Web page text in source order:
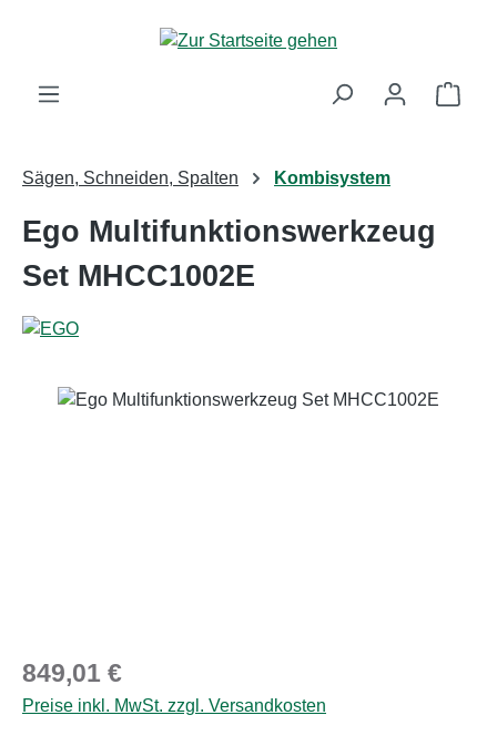
Zum Hauptinhalt springen
Sägen, Schneiden, Spalten Kombisystem
Ego Multifunktionswerkzeug
Set MHCC1002E
Bildergalerie überspringen
Regulärer Preis:
849,01 €
Preise inkl. MwSt. zzgl. Versandkosten